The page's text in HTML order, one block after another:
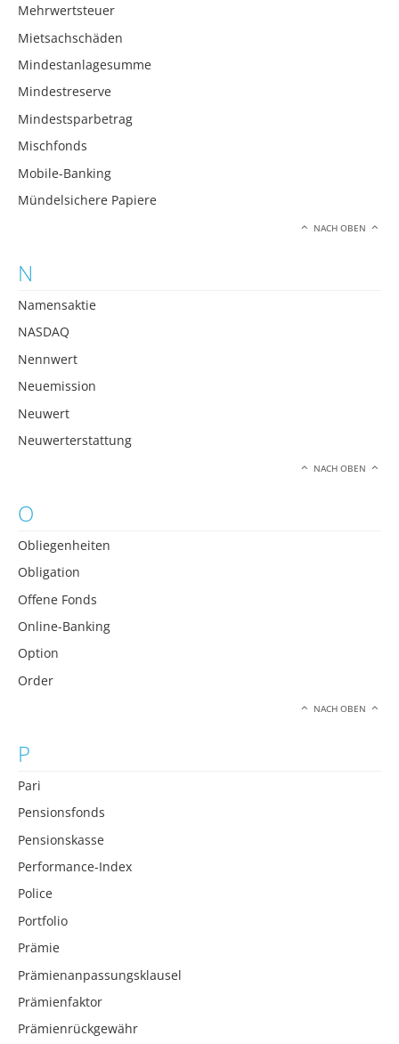
Mehrwertsteuer
Mietsachschäden
Mindestanlagesumme
Mindestreserve
Mindestsparbetrag
Mischfonds
Mobile-Banking
Mündelsichere Papiere
NACH OBEN
N
Namensaktie
NASDAQ
Nennwert
Neuemission
Neuwert
Neuwerterstattung
NACH OBEN
O
Obliegenheiten
Obligation
Offene Fonds
Online-Banking
Option
Order
NACH OBEN
P
Pari
Pensionsfonds
Pensionskasse
Performance-Index
Police
Portfolio
Prämie
Prämienanpassungsklausel
Prämienfaktor
Prämienrückgewähr